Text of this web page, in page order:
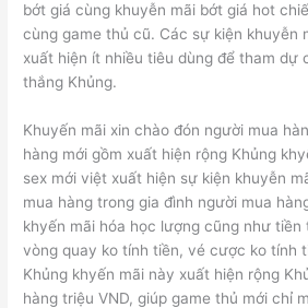
bớt giá cùng khuyễn mãi bớt giá hot
cùng game thủ cũ. Các sự kiện khuyễn
xuất hiện ít nhiều tiêu dùng để tham
thắng Khủng.
Khuyến mãi xin chào đón người mua
hàng mới gồm xuất hiện rộng Khủng
sex mới việt xuất hiện sự kiện khuyễn
mua hàng trong gia đình người mua
khyến mãi hóa học lượng cũng như
vòng quay ko tính tiền, vé cược ko tính
Khủng khyến mãi này xuất hiện rộng
hàng triệu VND, giúp game thủ mới chỉ